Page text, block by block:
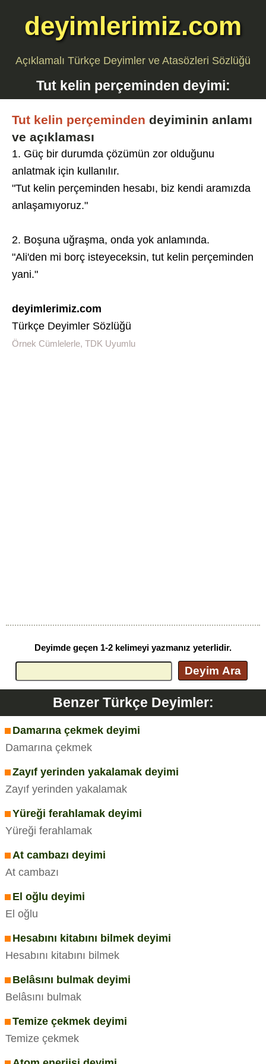
deyimlerimiz.com
Açıklamalı Türkçe Deyimler ve Atasözleri Sözlüğü
Tut kelin perçeminden deyimi:
Tut kelin perçeminden deyiminin anlamı
ve açıklaması
1. Güç bir durumda çözümün zor olduğunu
anlatmak için kullanılır.
"Tut kelin perçeminden hesabı, biz kendi aramızda
anlaşamıyoruz."
2. Boşuna uğraşma, onda yok anlamında.
"Ali'den mi borç isteyeceksin, tut kelin perçeminden
yani."
deyimlerimiz.com
Türkçe Deyimler Sözlüğü
Örnek Cümlelerle, TDK Uyumlu
Deyimde geçen 1-2 kelimeyi yazmanız yeterlidir.
Deyim Ara
Benzer Türkçe Deyimler:
Damarına çekmek deyimi
Damarına çekmek
Zayıf yerinden yakalamak deyimi
Zayıf yerinden yakalamak
Yüreği ferahlamak deyimi
Yüreği ferahlamak
At cambazı deyimi
At cambazı
El oğlu deyimi
El oğlu
Hesabını kitabını bilmek deyimi
Hesabını kitabını bilmek
Belâsını bulmak deyimi
Belâsını bulmak
Temize çekmek deyimi
Temize çekmek